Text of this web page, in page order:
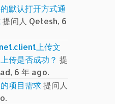
默认打开方式通
提问人 Qetesh, 6
上传文
传是否成功？ 提
6 年 ago.
项目需求提问人